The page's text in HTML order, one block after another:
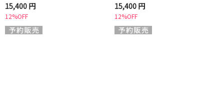
15,400 円
12%OFF
15,400 円
12%OFF